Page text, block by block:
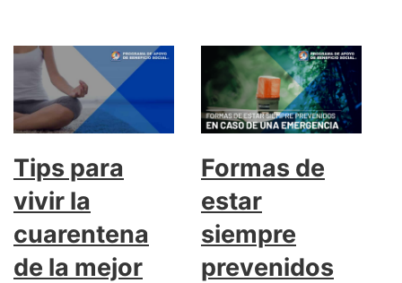
Tips para
vivir la
cuarentena
de la mejor
Formas de
estar
siempre
prevenidos